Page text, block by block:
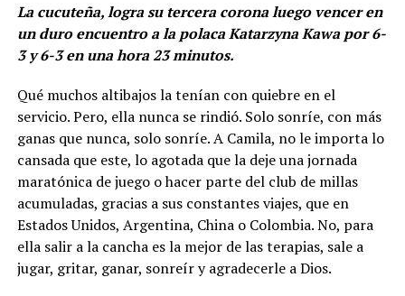
La cucuteña, logra su tercera corona luego vencer en
un duro encuentro a la polaca Katarzyna Kawa por 6-
3 y 6-3 en una hora 23 minutos.
Qué muchos altibajos la tenían con quiebre en el
servicio. Pero, ella nunca se rindió. Solo sonríe, con más
ganas que nunca, solo sonríe. A Camila, no le importa lo
cansada que este, lo agotada que la deje una jornada
maratónica de juego o hacer parte del club de millas
acumuladas, gracias a sus constantes viajes, que en
Estados Unidos, Argentina, China o Colombia. No, para
ella salir a la cancha es la mejor de las terapias, sale a
jugar, gritar, ganar, sonreír y agradecerle a Dios.